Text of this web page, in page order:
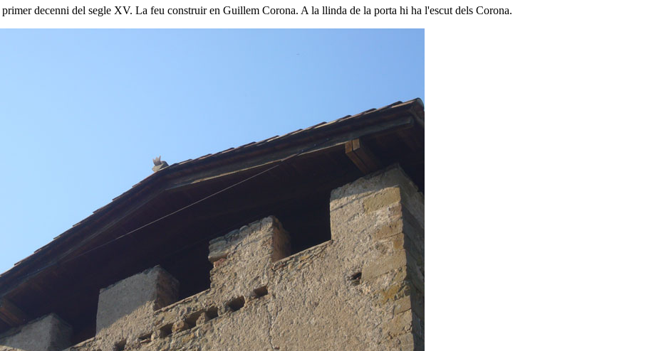
decenni del segle XV. La feu construir en Guillem Corona. A la llinda de la porta hi ha l'escut dels Corona.